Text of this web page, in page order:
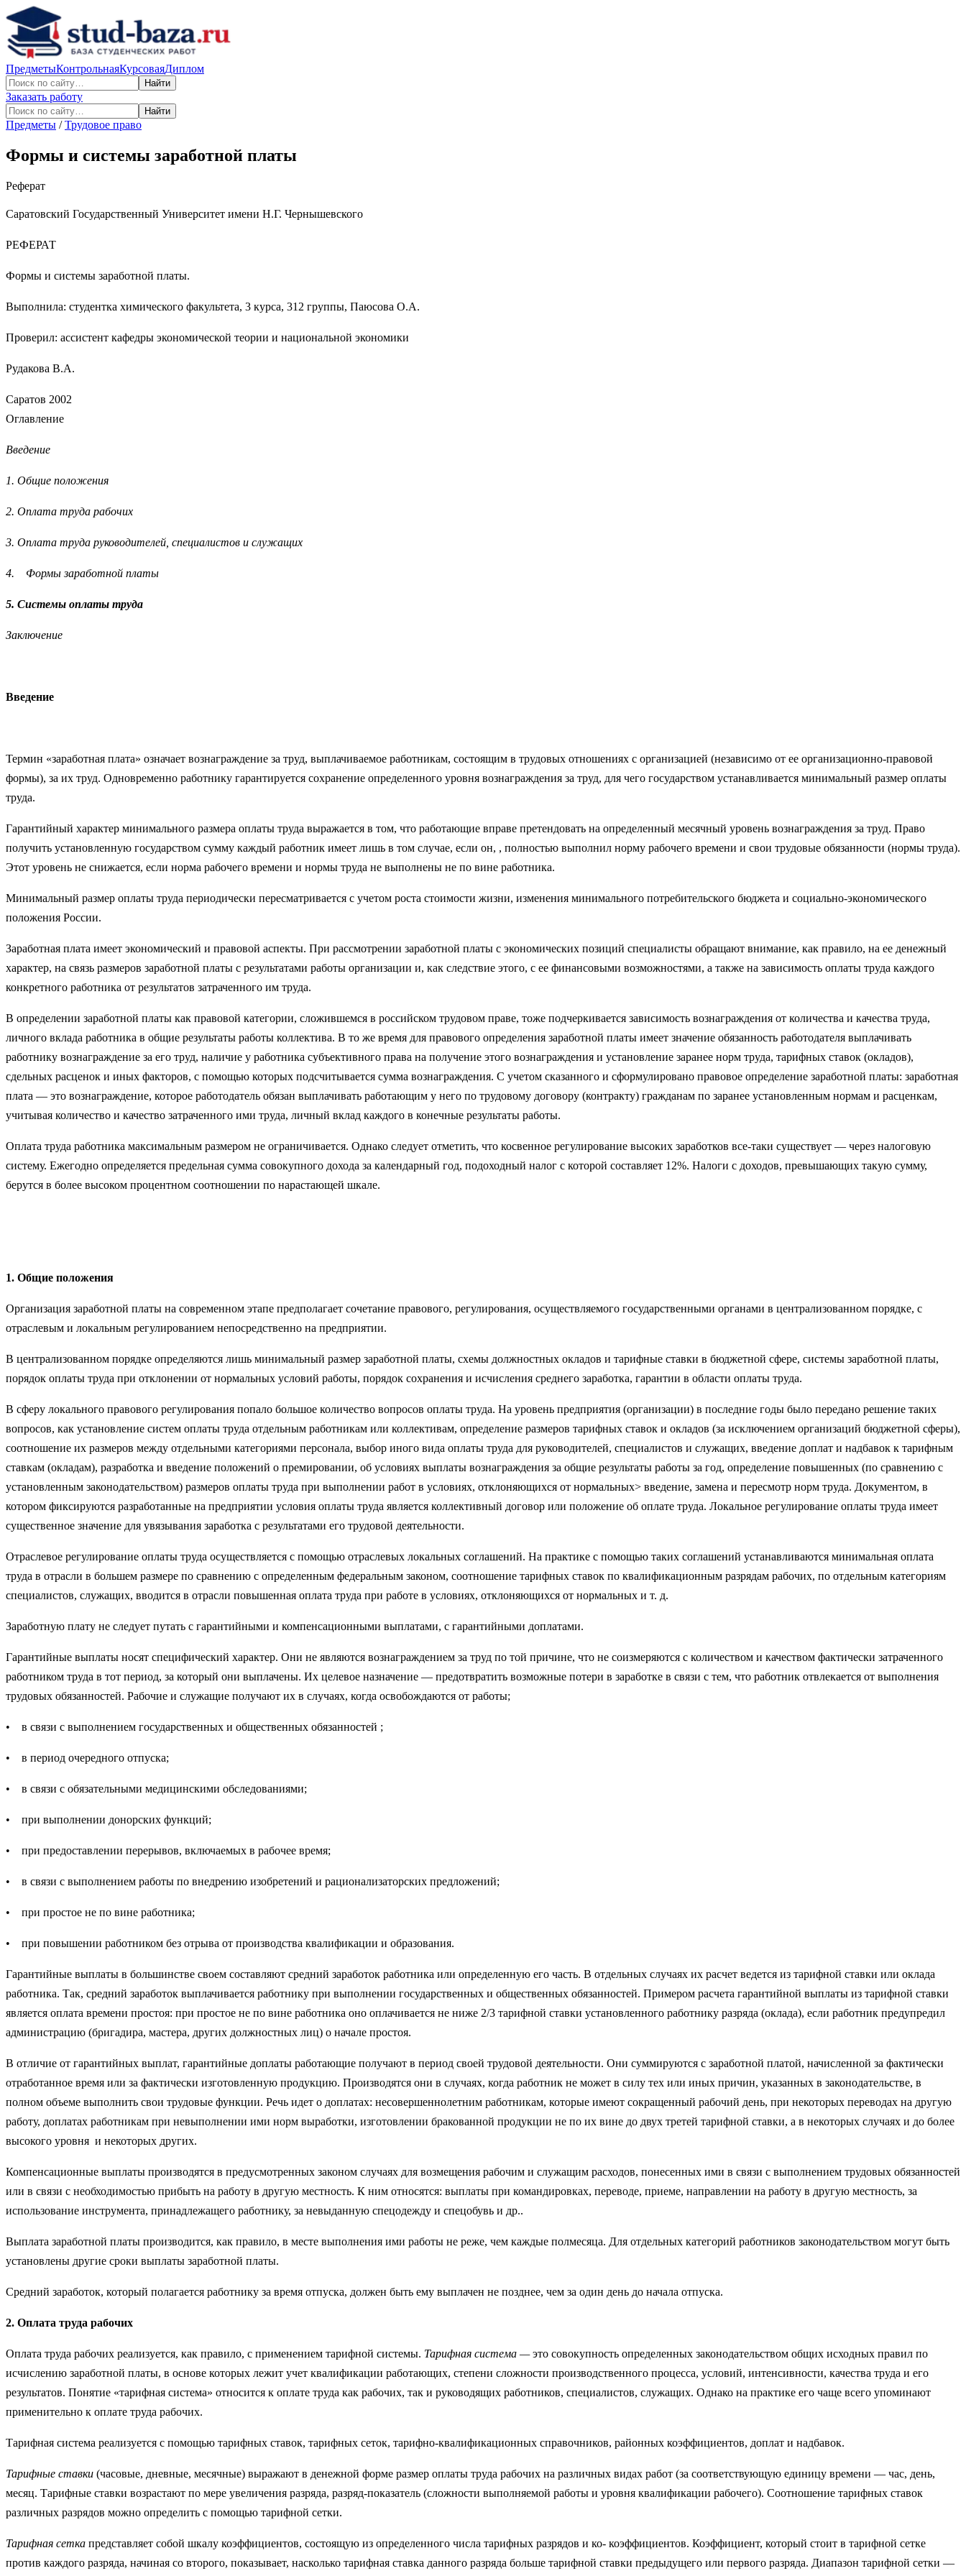
ПредметыКонтрольнаяКурсоваяДиплом
Найти
Заказать работу
Найти
Предметы /Трудовое право
Формы и системы заработной платы
Реферат
Саратовский Государственный Университет имени Н.Г. Чернышевского
РЕФЕРАТ
Формы и системы заработной платы.
Выполнила: студентка химического факультета, 3 курса, 312 группы, Паюсова О.А.
Проверил: ассистент кафедры экономической теории и национальной экономики
Рудакова В.А.
Саратов 2002
Оглавление
Введение
1. Общие положения
2. Оплата труда рабочих
3. Оплата труда руководителей, специалистов и служащих
4. Формы заработной платы
5. Системы оплаты труда
Заключение
Введение
Термин «заработная плата» означает вознаграждение за труд, вы­плачиваемое работникам, состоящим в трудовых отношениях с организацией (независимо от ее организационно-правовой
формы), за их труд. Одновременно работнику гарантируется сохранение определенного уровня вознаграждения за труд, для чего государством устанавливается минимальный размер оплаты
труда.
Гарантийный характер минимального размера оплаты труда выра­жается в том, что работающие вправе претендовать на определенный месячный уровень вознаграждения за труд. Право
получить установ­ленную государством сумму каждый работник имеет лишь в том слу­чае, если он, , полностью выполнил норму рабочего времени и свои трудовые обязанности (нормы труда).
Этот уровень не снижается, если норма рабочего времени и нормы труда не выполнены не по вине работника.
Минимальный размер оплаты труда периодически пересматрива­ется с учетом роста стоимости жизни, изменения минимального пот­ребительского бюджета и социально-экономического
положения России.
Заработная плата имеет экономический и правовой аспекты. При рассмотрении заработной платы с экономических позиций специалисты обращают внимание, как правило, на ее денежный
харак­тер, на связь размеров заработной платы с результатами работы организации и, как следствие этого, с ее финансовыми возможностями, а также на зависимость оплаты труда каждого
конкретного работника от результатов затраченного им труда.
В определении заработной платы как правовой категории, сложившемся в российском трудовом праве, тоже подчеркивается зависимость вознаграждения от количества и качества труда,
личного вклада работника в общие результаты работы коллектива. В то же время для правового определения заработной платы имеет значение обязанность работодателя выплачивать
работнику вознаграждение за его труд, наличие у работника субъективного права на получение этого вознаграждения и установление заранее норм труда, тарифных ставок (окладов),
сдельных расценок и иных факторов, с помощью которых подсчитывается сумма вознаграждения. С учетом сказанного и сфор­мулировано правовое определение заработной платы: заработная
пла­та — это вознаграждение, которое работодатель обязан выплачивать работающим у него по трудовому договору (контракту) гражданам по заранее установленным нормам и расценкам,
учитывая количество и качество затраченного ими труда, личный вклад каждого в конечные результаты работы.
Оплата труда работника максимальным размером не ограничива­ется. Однако следует отметить, что косвенное регулирование высоких заработков все-таки существует — через нало­говую
систему. Ежегодно определяется предельная сумма совокупного дохода за календарный год, подоходный налог с которой составляет 12%. Налоги с доходов, превышающих такую сумму,
берутся в более высоком процентном соотношении по нарастающей шкале.
1. Общие положения
Организация заработной платы на современном этапе предполага­ет сочетание правового, регулирования, осуществляемого государст­венными органами в централизованном порядке, с
отраслевым и ло­кальным регулированием непосредственно на предприятии.
В централизованном порядке определяются лишь минимальный размер заработной платы, схемы должностных окладов и тарифные ставки в бюджетной сфере, системы заработной платы,
порядок оплаты труда при отклонении от нормальных условий работы, порядок сохра­нения и исчисления среднего заработка, гарантии в области оплаты труда.
В сферу локального правового регулирования попало большое количество вопросов оплаты труда. На уровень предприятия (организации) в последние годы было передано решение таких
вопро­сов, как установление систем оплаты труда отдельным работникам или коллективам, определение размеров тарифных ставок и окладов (за исключением организаций бюджетной сферы),
соотношение их разме­ров между отдельными категориями персонала, выбор иного вида опла­ты труда для руководителей, специалистов и служащих, введение до­плат и надбавок к тарифным
ставкам (окладам), разработка и введение положений о премировании, об условиях выплаты вознаграждения за общие результаты работы за год, определение повышенных (по срав­нению с
установленным законодательством) размеров оплаты труда при выполнении работ в условиях, отклоняющихся от нормальных> введение, замена и пересмотр норм труда. Документом, в
котором фиксируются разработанные на предприятии условия оплаты труда является коллективный договор или положение об оплате труда. Ло­кальное регулирование оплаты труда имеет
существенное значение для увязывания заработка с результатами его трудовой деятельности.
Отраслевое регулирование оплаты труда осуществляется с помощью отраслевых локальных соглашений. На практике с помощью таких соглашений устанавливаются минимальная оплата
труда в отрасли в большем размере по сравнению с определенным федераль­ным законом, соотношение тарифных ставок по квалификационным разрядам рабочих, по отдельным категориям
специалистов, слу­жащих, вводится в отрасли повышенная оплата труда при работе в условиях, отклоняющихся от нормальных и т. д.
Заработную плату не следует путать с гарантийными и компен­сационными выплатами, с гарантийными доплатами.
Гарантийные выплаты носят специфический характер. Они не являются вознаграждением за труд по той причине, что не соизмеря­ются с количеством и качеством фактически затраченного
работником труда в тот период, за который они выплачены. Их целевое назначение — предотвратить возможные потери в заработке в связи с тем, что работник отвлекается от выполнения
трудовых обязанностей. Рабочие и служащие получают их в случаях, когда освобождаются от работы;
• в связи с выполнением государственных и общественных обя­занностей ;
• в период очередного отпуска;
• в связи с обязательными медицинскими обследованиями;
• при выполнении донорских функций;
• при предоставлении перерывов, включаемых в рабочее время;
• в связи с выполнением работы по внедрению изобретений и рационализаторских предложений;
• при простое не по вине работника;
• при повышении работником без отрыва от производства квали­фикации и образования.
Гарантийные выплаты в большинстве своем составляют средний заработок работника или определенную его часть. В отдельных случа­ях их расчет ведется из тарифной ставки или оклада
работника. Так, средний заработок выплачивается работнику при выполнении государ­ственных и общественных обязанностей. Примером расчета га­рантийной выплаты из тарифной ставки
является оплата времени простоя: при простое не по вине работника оно оплачивается не ниже 2/3 тарифной ставки установленного работнику разряда (оклада), если работник предупредил
администрацию (бригадира, мастера, других должностных лиц) о начале простоя.
В отличие от гарантийных выплат, гарантийные доплаты работа­ющие получают в период своей трудовой деятельности. Они суммируются с заработной платой, начисленной за фактически
отра­ботанное время или за фактически изготовленную продукцию. Производятся они в случаях, когда работник не может в силу тех или иных причин, указанных в законодательстве, в
полном объеме вы­полнить свои трудовые функции. Речь идет о доплатах: несовершенно­летним работникам, которые имеют сокращенный рабочий день, при некоторых переводах на другую
работу, доплатах работникам при невыполнении ими норм выработки, изготовлении бракованной продукции не по их вине до двух третей тарифной ставки, а в некоторых случаях и до более
высокого уровня и некоторых других.
Компенсационные выплаты производятся в предусмотренных за­коном случаях для возмещения рабочим и служащим расходов, поне­сенных ими в связи с выполнением трудовых обязанностей
или в связи с необходимостью прибыть на работу в другую местность. К ним отно­сятся: выплаты при командировках, переводе, приеме, направлении на работу в другую местность, за
использование инструмента, принадле­жащего работнику, за невыданную спецодежду и спецобувь и др..
Выплата заработной платы производится, как правило, в месте выполнения ими работы не реже, чем каждые полмесяца. Для отдель­ных категорий работников законодательством могут быть
установлены другие сроки выплаты заработной платы.
Средний заработок, который полагается работнику за время отпу­ска, должен быть ему выплачен не позднее, чем за один день до начала отпуска.
2. Оплата труда рабочих
Оплата труда рабочих реализуется, как правило, с применением тарифной системы. Тарифная система —это совокупность определен­ных законодательством общих исходных правил по
исчислению зара­ботной платы, в основе которых лежит учет квалификации работа­ющих, степени сложности производственного процесса, условий, интенсивности, качества труда и его
результатов. Понятие «тарифная система» относится к оплате труда как рабочих, так и руководящих работников, специалистов, служащих. Однако на практике его чаще всего упоминают
применительно к оплате труда рабочих.
Тарифная система реализуется с помощью тарифных ставок, тарифных сеток, тарифно-квалификационных справочников, районных коэффициентов, доплат и надбавок.
Тарифные ставки (часовые, дневные, месячные) выражают в де­нежной форме размер оплаты труда рабочих на различных видах работ (за соответствующую единицу времени — час, день,
месяц. Тарифные ставки возрастают по мере увеличения разряда, разряд-показатель (сложности выполняемой работы и уровня квалификации рабочего). Соотношение тарифных ставок
различных разрядов можно определить с помощью тарифной сетки.
Тарифная сетка представляет собой шкалу коэффициентов, состоящую из определенного числа тарифных разрядов и ко- коэффициентов. Коэффициент, который стоит в тарифной сетке
против каждого разряда, начиная со второго, показывает, насколько тарифная ставка данного разряда больше тарифной ставки предыдущего или пер­вого разряда. Диапазон тарифной сетки —